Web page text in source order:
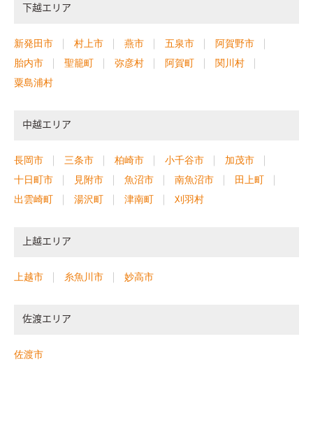
下越エリア
新発田市 村上市 燕市 五泉市
阿賀野市
胎内市
聖籠町 弥彦村 阿賀町
関川村
粟島浦村
中越エリア
長岡市 三条市 柏崎市 小千谷市
加茂市
十日町市
見附市 魚沼市 南魚沼市
田上町
出雲崎町
湯沢町 津南町 刈羽村
上越エリア
上越市 糸魚川市 妙高市
佐渡エリア
佐渡市